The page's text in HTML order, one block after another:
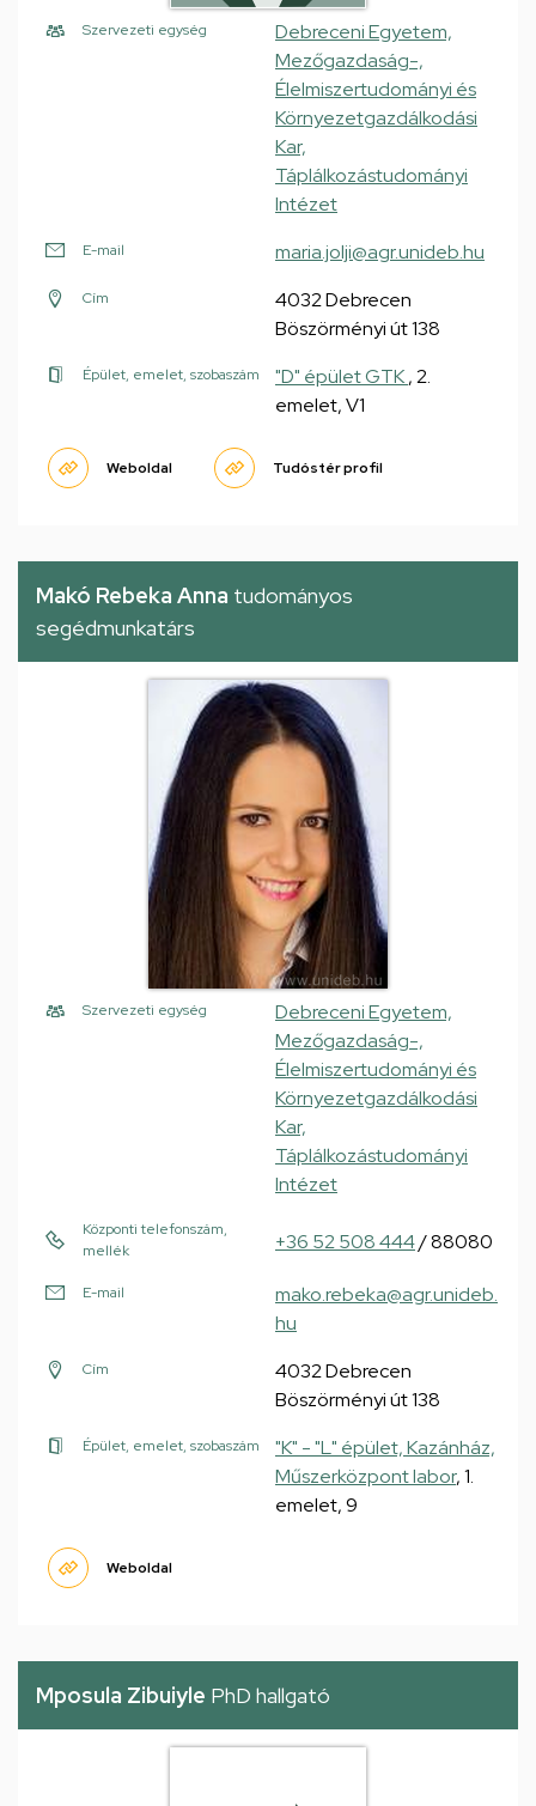
Szervezeti egység
Debreceni Egyetem,
Mezőgazdaság-,
Élelmiszertudományi és
Környezetgazdálkodási
Kar,
Táplálkozástudományi
Intézet
E-mail maria.jolji@agr.unideb.hu
Cím
4032 Debrecen
Böszörményi út 138
Épület, emelet, szobaszám "D" épület GTK, 2.
emelet, V1
Weboldal Tudóstér profil
Makó Rebeka Anna tudományos
segédmunkatárs
Szervezeti egység
Debreceni Egyetem,
Mezőgazdaság-,
Élelmiszertudományi és
Környezetgazdálkodási
Kar,
Táplálkozástudományi
Intézet
Központi telefonszám,
mellék
+36 52 508 444/ 88080
E-mail
mako.rebeka@agr.unideb.
hu
Cím
4032 Debrecen
Böszörményi út 138
Épület, emelet, szobaszám
"K" - "L" épület, Kazánház,
Műszerközpont labor, 1.
emelet, 9
Weboldal
Mposula Zibuiyle PhD hallgató